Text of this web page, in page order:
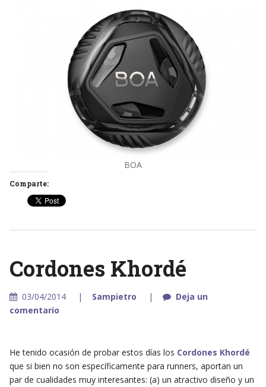
BOA
Comparte:
Cordones Khordé
03/04/2014 Sampietro
Deja un
comentario
He tenido ocasión de probar estos días los Cordones Khordé
que si bien no son específicamente para runners, aportan un
par de cualidades muy interesantes: (a) un atractivo diseño y un